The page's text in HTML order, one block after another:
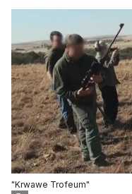
"Krwawe Trofeum"